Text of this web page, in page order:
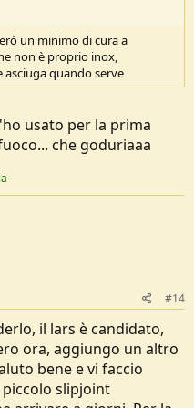
e aveva causato piccoli
Ho contattato il Servizio
impeccabile, hanno
del fodero e ne hanno
e senza costi.
ho preferito provvedere da
e affilatura.
manicatura ergonomica che
sentire la necessità di dover
soddisfazione. Dà
è uno scandi basso Drop
anche usandolo in modo
però, dato l'angolo di
dove il coltello deve
in mano. Il filo è
per giorni in modo gravoso
un'uscita tranquilla, un
un minimo di cura a
non è proprio inox,
asciuga quando serve
usato per la prima
che goduriaaa
#14
il lars è candidato,
ora, aggiungo un altro
bene e vi faccio
piccolo slipjoint